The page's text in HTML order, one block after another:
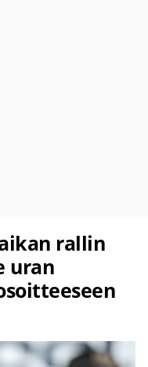
rallin
uran